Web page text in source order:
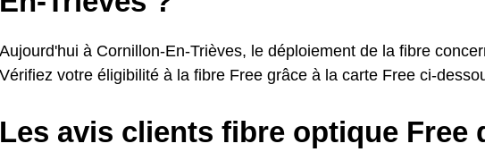
Aujourd'hui à Cornillon-En-Trièves, le déploiement de la fibre
Vérifiez votre éligibilité à la fibre Free grâce à la carte Free ci-
Les avis clients fibre optique Free